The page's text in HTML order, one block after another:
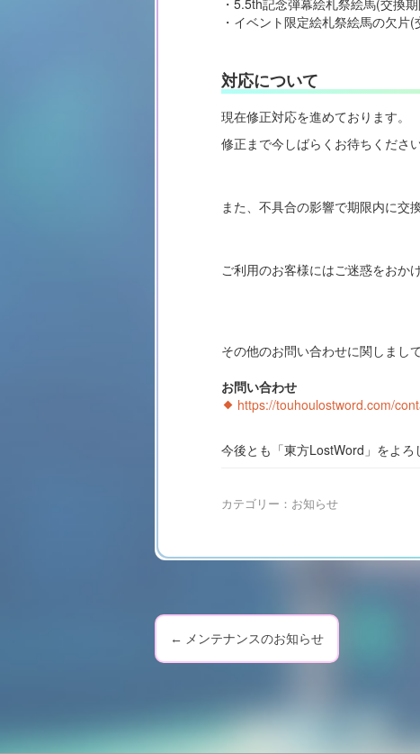
・5.5th記念弾幕絵札祭絵馬(交換
・イベント限定絵札祭絵馬の欠
対応について
現在修正対応を進めております。
修正まで今しばらくお待ちください
また、不具合の影響で期限内に交
ご利用のお客様にはご迷惑をおか
その他のお問い合わせに関しまし
お問い合わせ
https://touhoulostword.com/
今後とも「東方LostWord」をよろ
カテゴリー： お知らせ
P
s
← メンテナンスのお知らせ